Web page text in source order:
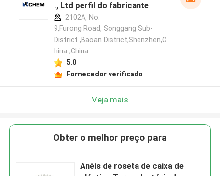
., Ltd perfil do fabricante
2102A, No.
9,Furong Road, Songgang Sub-
District ,Baoan District,Shenzhen,C
hina ,China
5.0
Fornecedor verificado
Veja mais
Obter o melhor preço para
Anéis de roseta de caixa de